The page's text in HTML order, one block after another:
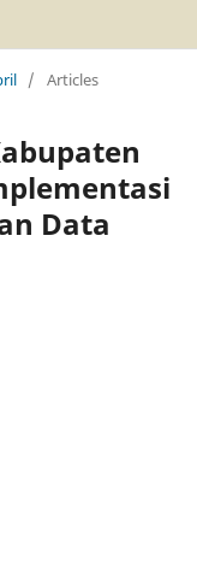
/ Articles
Data